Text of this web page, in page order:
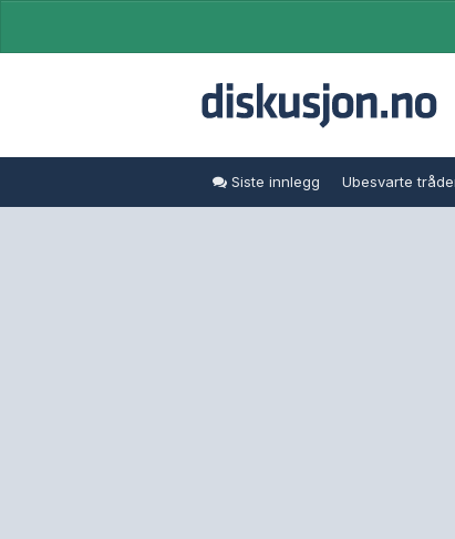
Siste innlegg Ubesvarte